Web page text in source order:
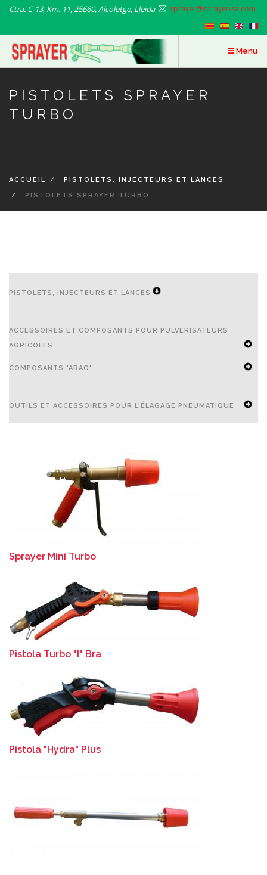
Aller
contenu
principal
Ctra. C-13, Km. 11, 25660, Alcoletge, Lleida sprayer@sprayer-sa.com
Menu
PISTOLETS SPRAYER
TURBO
ACCUEIL
PISTOLETS, INJECTEURS ET LANCES
PISTOLETS SPRAYER TURBO
PISTOLETS, INJECTEURS ET LANCES
SECONDARY
MENU
ACCESSOIRES ET COMPOSANTS POUR PULVÉRISATEURS
AGRICOLES
EXPAND
NAVIGATION
COMPOSANTS "ARAG"
SECONDARY
NAVIGATION
OUTILS ET ACCESSOIRES POUR L'ÉLAGAGE PNEUMATIQUE
Sprayer Mini Turbo
Pistola Turbo "I" Bra
Pistola "Hydra" Plus